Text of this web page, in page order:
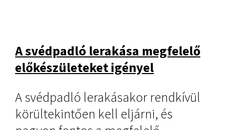
A svédpadló lerakása megfelelő
előkészületeket igényel
A svédpadló lerakásakor rendkívül
körültekintően kell eljárni, és